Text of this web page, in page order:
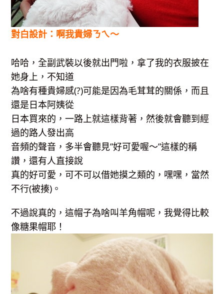
對白設計：啊我貴婦ㄋㄟ～
哈哈，全副武裝以後就出門啦，拿了我的衣服披在
她身上，不知道
為啥有種貴婦感(?)可能是因為毛茸茸的關係，而且
還是日本阿姨從
日本買來的，一路上就這樣背著，然後就會聽到經
過的路人發出高
音頻的聲音，多半會聽見”好可愛喔～”這樣的稱
讚，還有人直接說
真的好可愛，可不可以借她摸之類的，嘿嘿，當然
不行(被揍)。
不過說真的，這帽子為啥叫羊角帽呢，我覺得比較
像糖果帽耶！